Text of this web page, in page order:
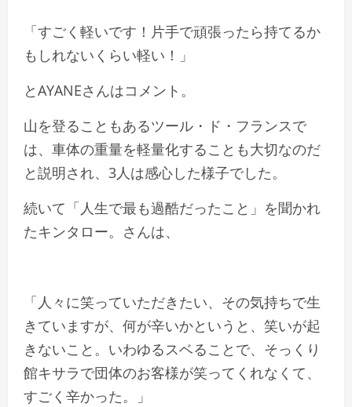
「すごく軽いです！片手で頑張ったら持てるか
もしれないくらい軽い！」
とAYANEさんはコメント。
山を登ることもあるツール・ド・フランスで
は、車体の重量を軽量化することも大切なのだ
と説明され、3人は感心した様子でした。
続いて「人生で最も過酷だったこと」を聞かれ
たキンタロー。さんは、
「人々に笑っていただきたい、その気持ちで生
きていますが、何が辛いかというと、笑いが起
きないこと。いわゆるスベることで、そっくり
館キサラで団体のお客様が笑ってくれなくて、
すごく辛かった。」